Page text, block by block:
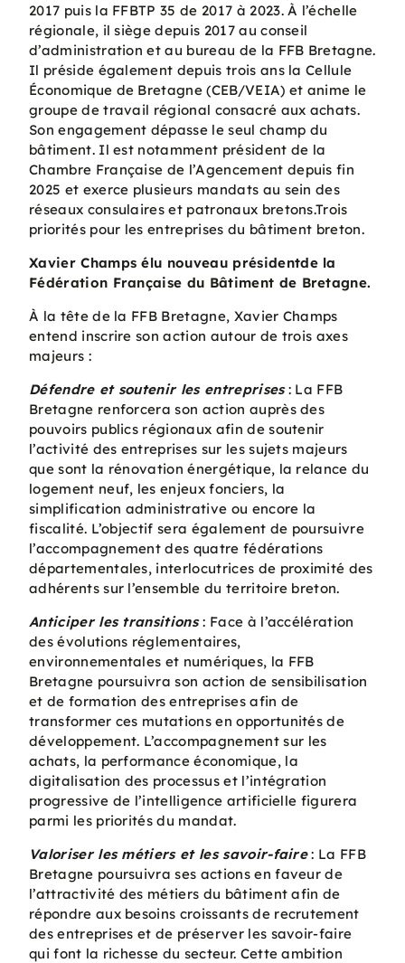
2017 puis la FFBTP 35 de 2017 à 2023. À l’échelle
régionale, il siège depuis 2017 au conseil
d’administration et au bureau de la FFB Bretagne.
Il préside également depuis trois ans la Cellule
Économique de Bretagne (CEB/VEIA) et anime le
groupe de travail régional consacré aux achats.
Son engagement dépasse le seul champ du
bâtiment. Il est notamment président de la
Chambre Française de l’Agencement depuis fin
2025 et exerce plusieurs mandats au sein des
réseaux consulaires et patronaux bretons.Trois
priorités pour les entreprises du bâtiment breton.
Xavier Champs élu nouveau présidentde la
Fédération Française du Bâtiment de Bretagne.
À la tête de la FFB Bretagne, Xavier Champs
entend inscrire son action autour de trois axes
majeurs :
Défendre et soutenir les entreprises: La FFB
Bretagne renforcera son action auprès des
pouvoirs publics régionaux afin de soutenir
l’activité des entreprises sur les sujets majeurs
que sont la rénovation énergétique, la relance du
logement neuf, les enjeux fonciers, la
simplification administrative ou encore la
fiscalité. L’objectif sera également de poursuivre
l’accompagnement des quatre fédérations
départementales, interlocutrices de proximité des
adhérents sur l’ensemble du territoire breton.
Anticiper les transitions: Face à l’accélération
des évolutions réglementaires,
environnementales et numériques, la FFB
Bretagne poursuivra son action de sensibilisation
et de formation des entreprises afin de
transformer ces mutations en opportunités de
développement. L’accompagnement sur les
achats, la performance économique, la
digitalisation des processus et l’intégration
progressive de l’intelligence artificielle figurera
parmi les priorités du mandat.
Valoriser les métiers et les savoir-faire: La FFB
Bretagne poursuivra ses actions en faveur de
l’attractivité des métiers du bâtiment afin de
répondre aux besoins croissants de recrutement
des entreprises et de préserver les savoir-faire
qui font la richesse du secteur. Cette ambition